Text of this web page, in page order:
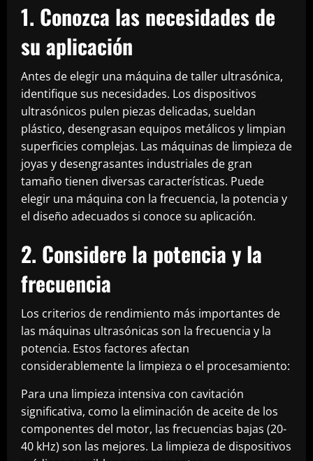
1. Conozca las necesidades de
su aplicación
Antes de elegir una máquina de taller ultrasónica,
identifique sus necesidades. Los dispositivos
ultrasónicos pulen piezas delicadas, sueldan
plástico, desengrasan equipos metálicos y limpian
superficies complejas. Las máquinas de limpieza de
joyas y desengrasantes industriales de gran
tamaño tienen diversas características. Puede
elegir una máquina con la frecuencia, la potencia y
el diseño adecuados si conoce su aplicación.
2. Considere la potencia y la
frecuencia
Los criterios de rendimiento más importantes de
las máquinas ultrasónicas son la frecuencia y la
potencia. Estos factores afectan
considerablemente la limpieza o el procesamiento:
Para una limpieza intensiva con cavitación
significativa, como la eliminación de aceite de los
componentes del motor, las frecuencias bajas (20-
40 kHz) son las mejores. La limpieza de dispositivos